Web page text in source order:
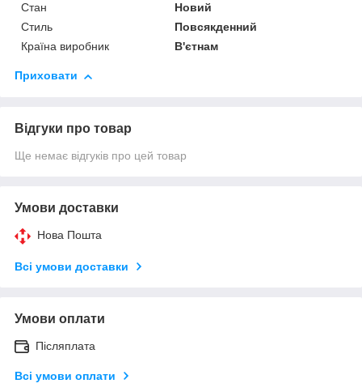
Стан
Новий
Стиль
Повсякденний
Країна виробник
В'єтнам
Приховати
Відгуки про товар
Ще немає відгуків про цей товар
Умови доставки
Нова Пошта
Всі умови доставки
Умови оплати
Післяплата
Всі умови оплати